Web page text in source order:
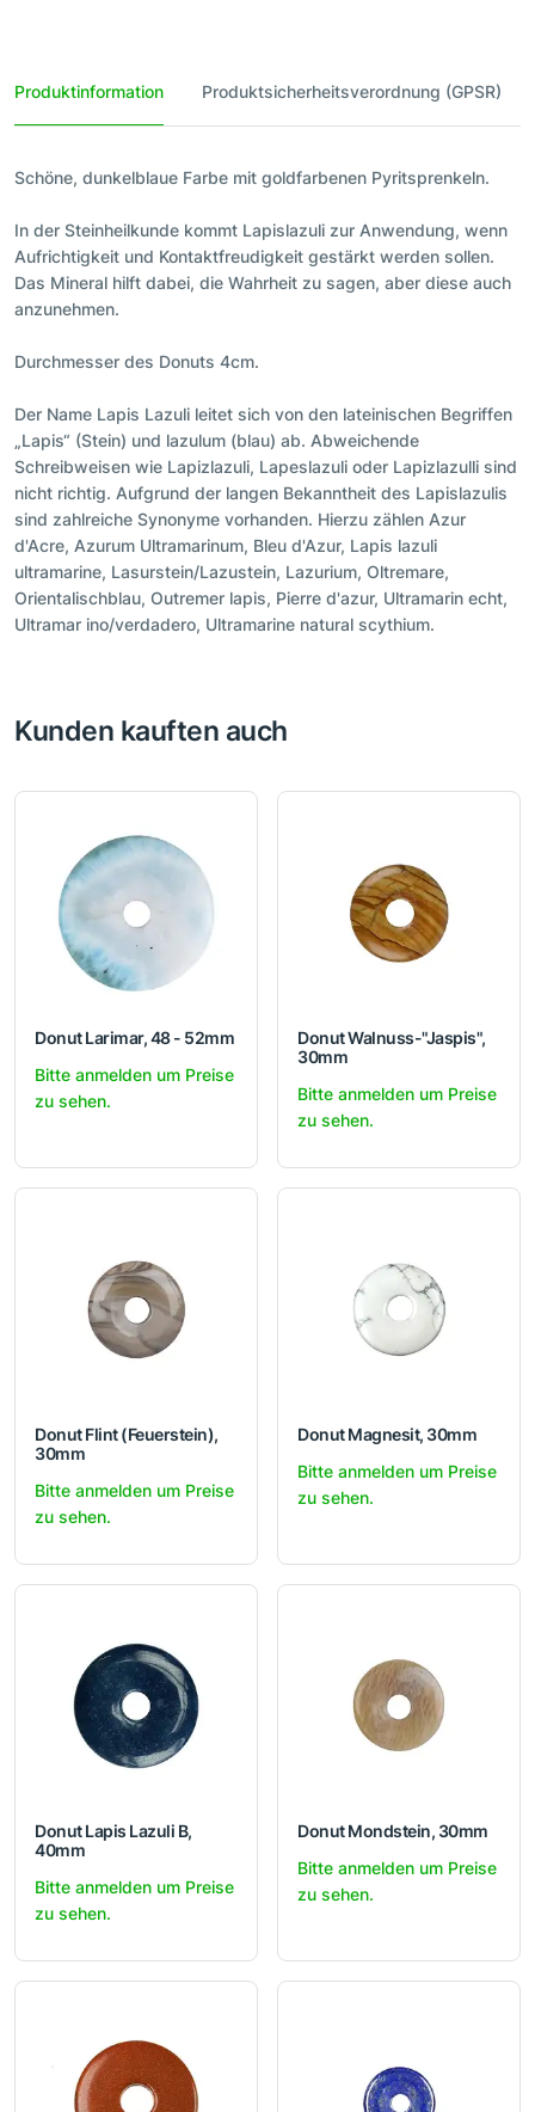
Produktinformation Produktsicherheitsverordnung (GPSR)
Schöne, dunkelblaue Farbe mit goldfarbenen Pyritsprenkeln.
In der Steinheilkunde kommt Lapislazuli zur Anwendung, wenn
Aufrichtigkeit und Kontaktfreudigkeit gestärkt werden sollen.
Das Mineral hilft dabei, die Wahrheit zu sagen, aber diese auch
anzunehmen.
Durchmesser des Donuts 4cm.
Der Name Lapis Lazuli leitet sich von den lateinischen Begriffen
„Lapis“ (Stein) und lazulum (blau) ab. Abweichende
Schreibweisen wie Lapizlazuli, Lapeslazuli oder Lapizlazulli sind
nicht richtig. Aufgrund der langen Bekanntheit des Lapislazulis
sind zahlreiche Synonyme vorhanden. Hierzu zählen Azur
d'Acre, Azurum Ultramarinum, Bleu d'Azur, Lapis lazuli
ultramarine, Lasurstein/Lazustein, Lazurium, Oltremare,
Orientalischblau, Outremer lapis, Pierre d'azur, Ultramarin echt,
Ultramar ino/verdadero, Ultramarine natural scythium.
Kunden kauften auch
Donut Larimar, 48 - 52mm
Bitte anmelden um Preise
zu sehen.
Donut Walnuss-"Jaspis",
30mm
Bitte anmelden um Preise
zu sehen.
Donut Flint (Feuerstein),
30mm
Bitte anmelden um Preise
zu sehen.
Donut Magnesit, 30mm
Bitte anmelden um Preise
zu sehen.
Donut Lapis Lazuli B,
40mm
Bitte anmelden um Preise
zu sehen.
Donut Mondstein, 30mm
Bitte anmelden um Preise
zu sehen.